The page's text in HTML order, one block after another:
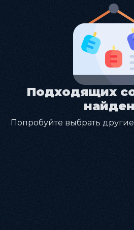
Подходящих
Попробуйте выбрать